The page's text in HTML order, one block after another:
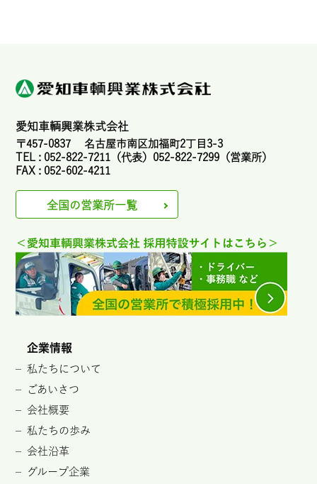
愛知車輌興業株式会社
〒457-0837 名古屋市南区加福町2丁目3-3
TEL : 052-822-7211（代表）052-822-7299（営業所）
FAX : 052-602-4211
全国の営業所一覧
企業情報
私たちについて
ごあいさつ
会社概要
私たちの歩み
会社沿革
グループ企業